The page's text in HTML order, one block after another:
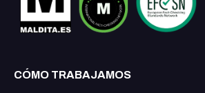
CÓMO TRABAJAMOS